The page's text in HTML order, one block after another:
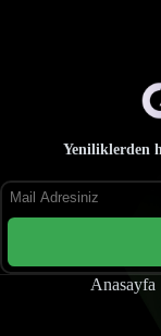
Yeniliklerden
Anasayfa